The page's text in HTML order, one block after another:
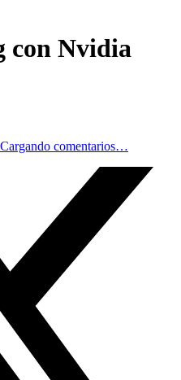
con Nvidia
Cargando comentarios…